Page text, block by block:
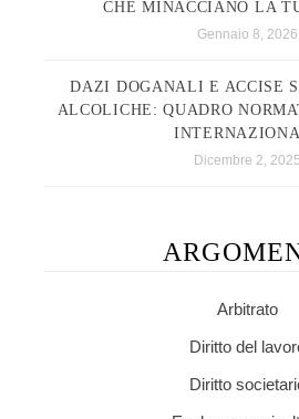
CHE MINACCIANO LA
Gennaio 8, 2026
DAZI DOGANALI E ACCISE
ALCOLICHE: QUADRO
Dicembre 2, 2025
Arbitrato
Diritto del
Diritto